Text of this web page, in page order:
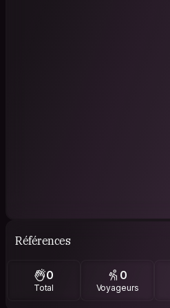
Références
0
Total
0
Voyageurs